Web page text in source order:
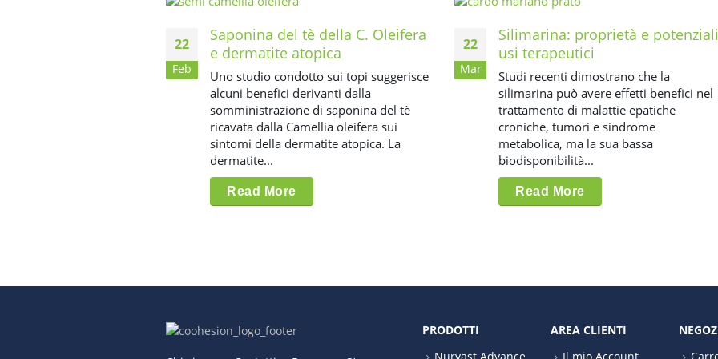
22
Feb
Saponina del tè della C. Oleifera
e dermatite atopica
Uno studio condotto sui topi suggerisce
alcuni benefici derivanti dalla
somministrazione di saponina del tè
ricavata dalla Camellia oleifera sui
sintomi della dermatite atopica. La
dermatite...
Read More
22
Mar
Silimarina: proprietà e potenziali
usi terapeutici
Studi recenti dimostrano che la
silimarina può avere effetti benefici nel
trattamento di malattie epatiche
croniche, tumori e sindrome
metabolica, ma la sua bassa
biodisponibilità...
Read More
PRODOTTI
AREA CLIENTI